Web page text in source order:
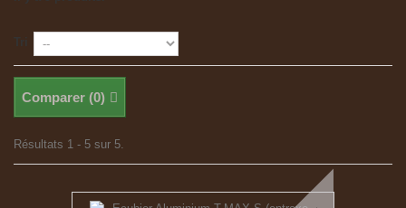
Comparer (0)
Résultats 1 - 5 sur 5.